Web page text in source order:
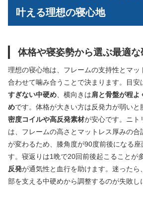
叶える理想の寝心地
体格や寝姿勢から選ぶ最適
理想の寝心地は、フレームの支持性とマッ
合わせて噛み合うことで決まります。目安
すぎない中硬め 、横向きは肩と骨盤が程よ
めです。体格が大きい方は反発力が弱いと
密度コイルや高反発素材が安心です。ニト
は、フレームの高さとマットレス厚みの合
が変わるため、膝角度が90度前後になる
す。寝返りは1晩で20回前後起こることが多
反発が通気性と血行を助けます。迷ったら
部を支える中硬めから調整するのが失敗し